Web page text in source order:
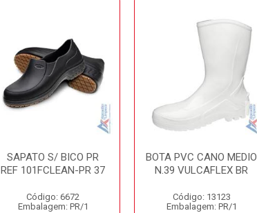
SAPATO S/ BICO PR
REF 101FCLEAN-PR 37
Código: 6672
Embalagem: PR/1
BOTA PVC CANO MEDIO
N.39 VULCAFLEX BR
Código: 13123
Embalagem: PR/1